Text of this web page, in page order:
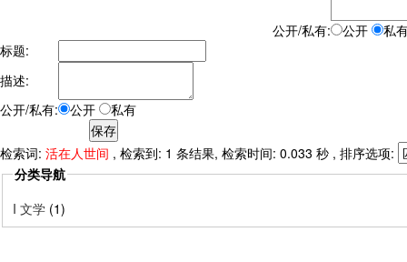
公开/私有: 公开
私
标题:
描述:
公开/私有:
公开 私有
检索词: 活在人世间 , 检索到: 1 条结果, 检索时间: 0.033 秒 , 排序选项:
分类导航
I 文学 (1)